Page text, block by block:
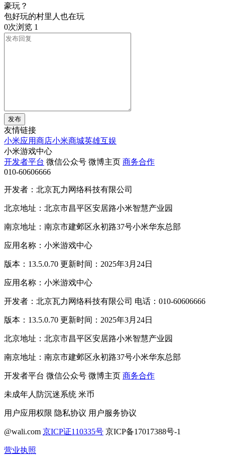
豪玩？
包好玩的村里人也在玩
0次浏览 1
发布
友情链接
小米应用商店小米商城英雄互娱
小米游戏中心
开发者平台 微信公众号 微博主页 商务合作
010-60606666
开发者：北京瓦力网络科技有限公司
北京地址：北京市昌平区安居路小米智慧产业园
南京地址：南京市建邺区永初路37号小米华东总部
应用名称：小米游戏中心
版本：13.5.0.70 更新时间：2025年3月24日
应用名称：小米游戏中心
开发者：北京瓦力网络科技有限公司 电话：010-60606666
版本：13.5.0.70 更新时间：2025年3月24日
北京地址：北京市昌平区安居路小米智慧产业园
南京地址：南京市建邺区永初路37号小米华东总部
开发者平台 微信公众号 微博主页 商务合作
未成年人防沉迷系统 米币
用户应用权限 隐私协议 用户服务协议
@wali.com 京ICP证110335号 京ICP备17017388号-1
营业执照